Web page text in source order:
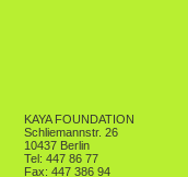
KAYA FOUNDATION
Schliemannstr. 26
10437 Berlin
Tel: 447 86 77
Fax: 447 386 94